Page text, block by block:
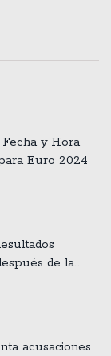
y Hora
Euro 2024
de la
acusaciones